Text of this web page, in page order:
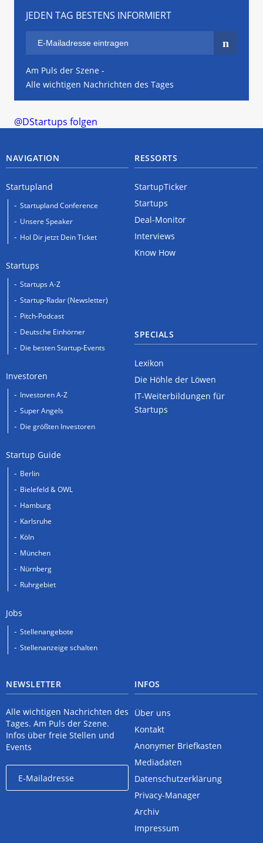
JEDEN TAG BESTENS INFORMIERT
Am Puls der Szene -
Alle wichtigen Nachrichten des Tages
@DStartups folgen
NAVIGATION
Startupland
Startupland Conference
Unsere Speaker
Hol Dir jetzt Dein Ticket
Startups
Startups A-Z
Startup-Radar (Newsletter)
Pitch-Podcast
Deutsche Einhörner
Die besten Startup-Events
Investoren
Investoren A-Z
Super Angels
Die größten Investoren
Startup Guide
Berlin
Bielefeld & OWL
Hamburg
Karlsruhe
Köln
München
Nürnberg
Ruhrgebiet
Jobs
Stellenangebote
Stellenanzeige schalten
RESSORTS
StartupTicker
Startups
Deal-Monitor
Interviews
Know How
SPECIALS
Lexikon
Die Höhle der Löwen
IT-Weiterbildungen für
Startups
NEWSLETTER
Alle wichtigen Nachrichten des
Tages. Am Puls der Szene.
Infos über freie Stellen und
Events
INFOS
Über uns
Kontakt
Anonymer Briefkasten
Mediadaten
Datenschutzerklärung
Privacy-Manager
Archiv
Impressum